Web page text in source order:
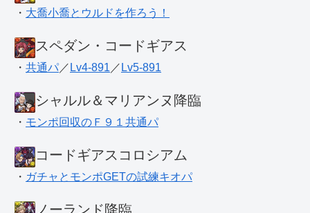
・ 大喬小喬とウルドを作ろう！
スペダン・コードギアス
・ 共通パ ／ Lv4-891 ／ Lv5-891
シャルル＆マリアンヌ降臨
・ モンポ回収のＦ９１共通パ
コードギアスコロシアム
・ ガチャとモンポGETの試練キオパ
ノーランド降臨